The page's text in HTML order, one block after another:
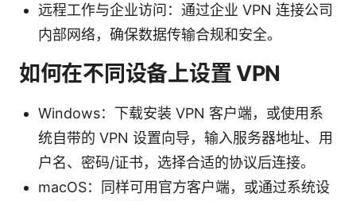
远程工作与企业访问：通过企业 VPN 连接公司
内部网络，确保数据传输合规和安全。
如何在不同设备上设置 VPN
Windows：下载安装 VPN 客户端，或使用系
统自带的 VPN 设置向导，输入服务器地址、用
户名、密码/证书，选择合适的协议后连接。
macOS：同样可用官方客户端，或通过系统设